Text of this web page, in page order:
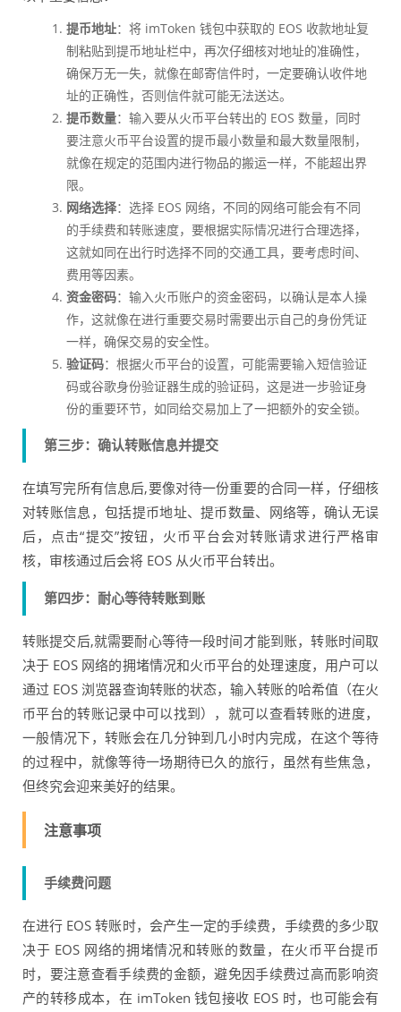
提币地址：将 imToken 钱包中获取的 EOS 收款地址复
制粘贴到提币地址栏中，再次仔细核对地址的准确性，
确保万无一失，就像在邮寄信件时，一定要确认收件地
址的正确性，否则信件就可能无法送达。
提币数量：输入要从火币平台转出的 EOS 数量，同时
要注意火币平台设置的提币最小数量和最大数量限制，
就像在规定的范围内进行物品的搬运一样，不能超出界
限。
网络选择：选择 EOS 网络，不同的网络可能会有不同
的手续费和转账速度，要根据实际情况进行合理选择，
这就如同在出行时选择不同的交通工具，要考虑时间、
费用等因素。
资金密码：输入火币账户的资金密码，以确认是本人操
作，这就像在进行重要交易时需要出示自己的身份凭证
一样，确保交易的安全性。
验证码：根据火币平台的设置，可能需要输入短信验证
码或谷歌身份验证器生成的验证码，这是进一步验证身
份的重要环节，如同给交易加上了一把额外的安全锁。
第三步：确认转账信息并提交
在填写完所有信息后,要像对待一份重要的合同一样，仔细核
对转账信息，包括提币地址、提币数量、网络等，确认无误
后，点击“提交”按钮，火币平台会对转账请求进行严格审
核，审核通过后会将 EOS 从火币平台转出。
第四步：耐心等待转账到账
转账提交后,就需要耐心等待一段时间才能到账，转账时间取
决于 EOS 网络的拥堵情况和火币平台的处理速度，用户可以
通过 EOS 浏览器查询转账的状态，输入转账的哈希值（在火
币平台的转账记录中可以找到），就可以查看转账的进度，
一般情况下，转账会在几分钟到几小时内完成，在这个等待
的过程中，就像等待一场期待已久的旅行，虽然有些焦急，
但终究会迎来美好的结果。
注意事项
手续费问题
在进行 EOS 转账时，会产生一定的手续费，手续费的多少取
决于 EOS 网络的拥堵情况和转账的数量，在火币平台提币
时，要注意查看手续费的金额，避免因手续费过高而影响资
产的转移成本，在 imToken 钱包接收 EOS 时，也可能会有